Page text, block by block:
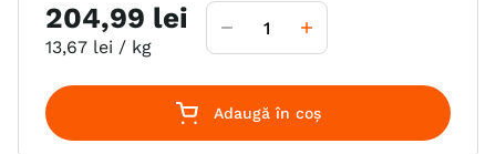
10. brit caini
204,99 lei
13,67 lei / kg
Adaugă în coș